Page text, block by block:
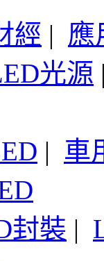
經 | 應
光源
| 車
封裝 |